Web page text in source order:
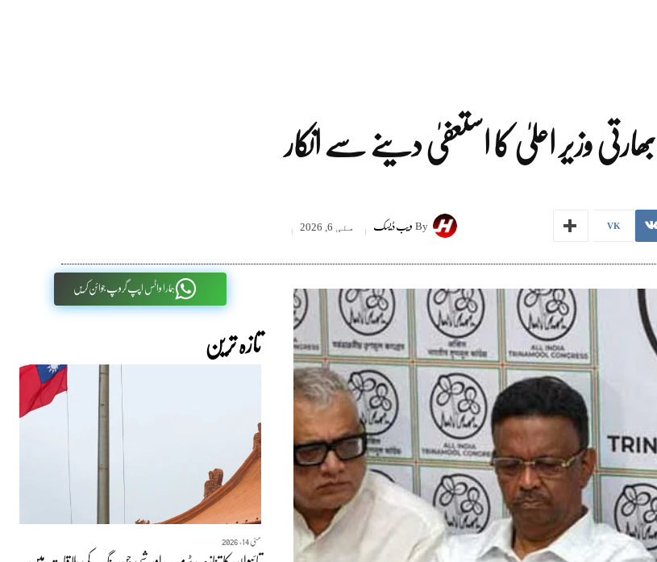
وزیر اعلیٰ کا استعفیٰ دینے سے انکار
Byویب ڈیسک مئی 6, 2026 VK
ہمارا واٹس اپپ گروپ جوائن کریں
تازہ ترین
مئی 14, 2026